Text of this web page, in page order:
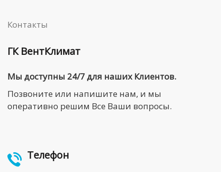
Контакты
ГК ВентКлимат
Мы доступны 24/7 для наших Клиентов.
Позвоните или напишите нам, и мы
оперативно решим Все Ваши вопросы.
Телефон